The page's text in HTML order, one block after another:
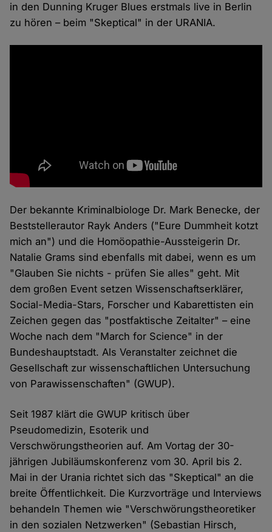
in den Dunning Kruger Blues erstmals live in Berlin
zu hören – beim "Skeptical" in der URANIA.
Der bekannte Kriminalbiologe Dr. Mark Benecke, der
Beststellerautor Rayk Anders ("Eure Dummheit kotzt
mich an") und die Homöopathie-Aussteigerin Dr.
Natalie Grams sind ebenfalls mit dabei, wenn es um
"Glauben Sie nichts - prüfen Sie alles" geht. Mit
dem großen Event setzen Wissenschaftserklärer,
Social-Media-Stars, Forscher und Kabarettisten ein
Zeichen gegen das "postfaktische Zeitalter" – eine
Woche nach dem "March for Science" in der
Bundeshauptstadt. Als Veranstalter zeichnet die
Gesellschaft zur wissenschaftlichen Untersuchung
von Parawissenschaften" (GWUP).
Seit 1987 klärt die GWUP kritisch über
Pseudomedizin, Esoterik und
Verschwörungstheorien auf. Am Vortag der 30-
jährigen Jubiläumskonferenz vom 30. April bis 2.
Mai in der Urania richtet sich das "Skeptical" an die
breite Öffentlichkeit. Die Kurzvorträge und Interviews
behandeln Themen wie "Verschwörungstheoretiker
in den sozialen Netzwerken" (Sebastian Hirsch,